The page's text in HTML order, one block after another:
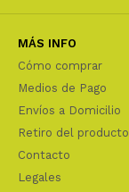
MÁS INFO
Cómo comprar
Medios de Pago
Envíos a Domicilio
Retiro del producto
Contacto
Legales